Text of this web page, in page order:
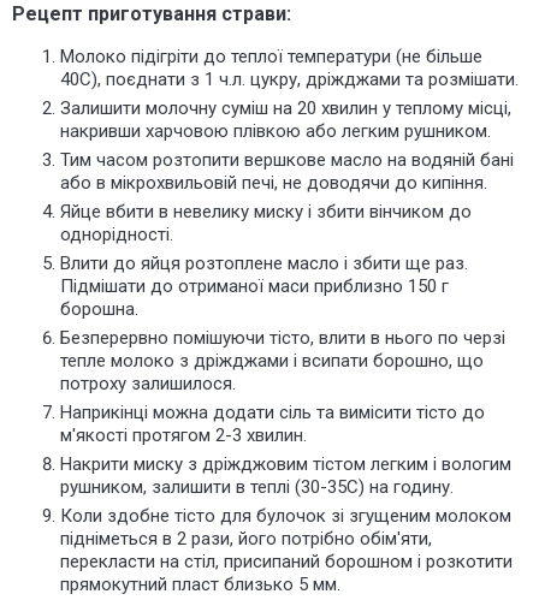
Рецепт приготування страви:
Молоко підігріти до теплої температури (не більше
40С), поєднати з 1 ч.л. цукру, дріжджами та розмішати.
Залишити молочну суміш на 20 хвилин у теплому місці,
накривши харчовою плівкою або легким рушником.
Тим часом розтопити вершкове масло на водяній бані
або в мікрохвильовій печі, не доводячи до кипіння.
Яйце вбити в невелику миску і збити вінчиком до
однорідності.
Влити до яйця розтоплене масло і збити ще раз.
Підмішати до отриманої маси приблизно 150 г
борошна.
Безперервно помішуючи тісто, влити в нього по черзі
тепле молоко з дріжджами і всипати борошно, що
потроху залишилося.
Наприкінці можна додати сіль та вимісити тісто до
м'якості протягом 2-3 хвилин.
Накрити миску з дріжджовим тістом легким і вологим
рушником, залишити в теплі (30-35С) на годину.
Коли здобне тісто для булочок зі згущеним молоком
підніметься в 2 рази, його потрібно обім'яти,
перекласти на стіл, присипаний борошном і розкотити
прямокутний пласт близько 5 мм.